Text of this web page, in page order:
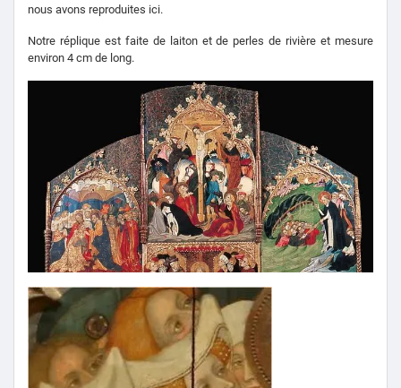
nous avons reproduites ici.
Notre réplique est faite de laiton et de perles de rivière et mesure
environ 4 cm de long.